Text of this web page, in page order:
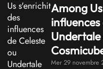
Among
influences
Undertale
Mer 29 novembre